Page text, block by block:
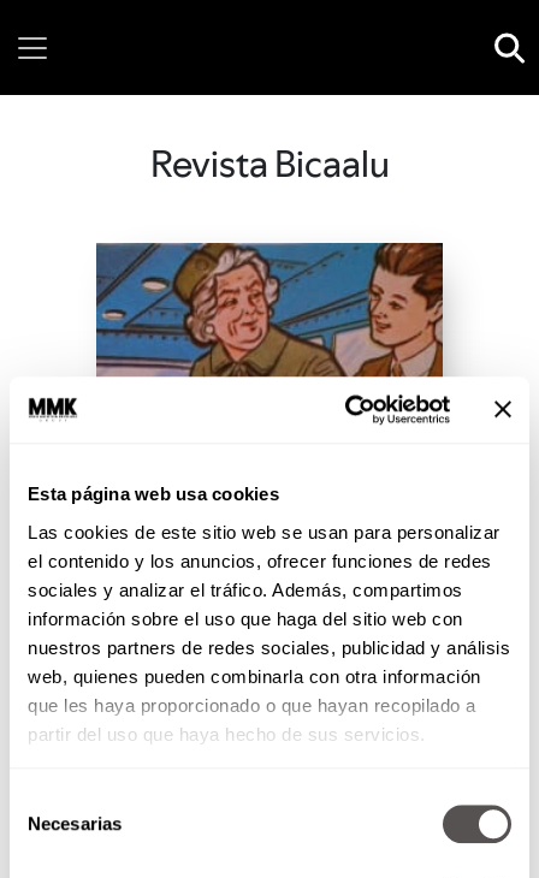
Esta página web usa cookies
Las cookies de este sitio web se usan para personalizar
el contenido y los anuncios, ofrecer funciones de redes
sociales y analizar el tráfico. Además, compartimos
información sobre el uso que haga del sitio web con
nuestros partners de redes sociales, publicidad y análisis
web, quienes pueden combinarla con otra información
que les haya proporcionado o que hayan recopilado a
partir del uso que haya hecho de sus servicios.
Necesarias
Revista Bicaalu
El olvidado Manual de Carreño
El Músico, pedagogo y político
venezolano Manuel Antonio
Carreño estableció, hace 149
años, reglas de comportamiento